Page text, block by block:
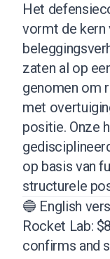
Het
vormt de kern
zaten al op
genomen om
met
positie. Onze
op basis van
structurele
🔵 English
Rocket Lab:
confirms and